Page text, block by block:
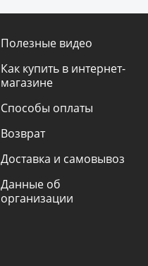
Полезные видео
Как купить в интернет-
магазине
Способы оплаты
Возврат
Доставка и самовывоз
Данные об
организации